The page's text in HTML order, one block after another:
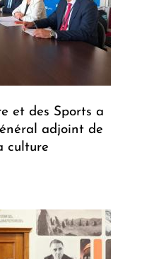
et des Sports a
adjoint de
culture